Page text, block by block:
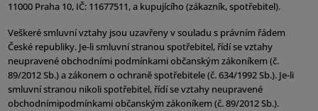
11000 Praha 10, IČ: 11677511, a kupujícího (zákazník, spotřebitel).
Veškeré smluvní vztahy jsou uzavřeny v souladu s právním řádem
České republiky. Je-li smluvní stranou spotřebitel, řídí se vztahy
neupravené obchodními podmínkami občanským zákoníkem (č.
89/2012 Sb.) a zákonem o ochraně spotřebitele (č. 634/1992 Sb.). Je-li
smluvní stranou nikoli spotřebitel, řídí se vztahy neupravené
obchodnímipodmínkami občanským zákoníkem (č. 89/2012 Sb.).